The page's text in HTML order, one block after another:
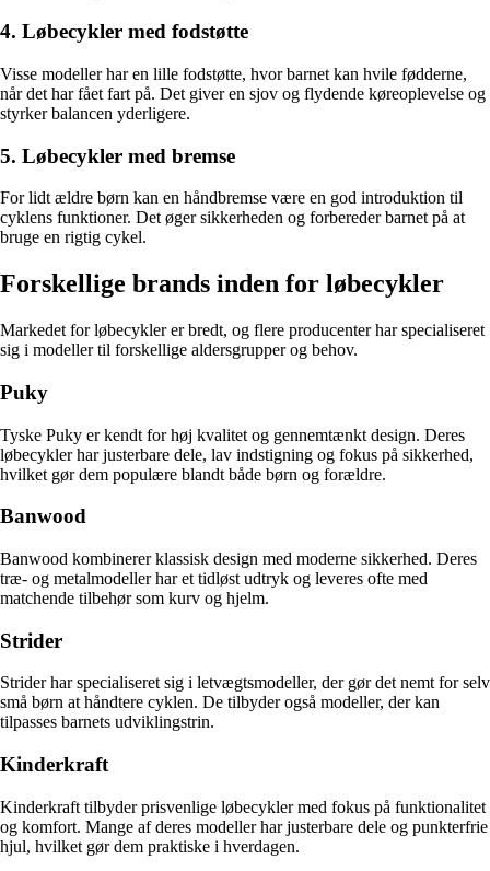
4. Løbecykler med fodstøtte
Visse modeller har en lille fodstøtte, hvor barnet kan hvile fødderne,
når det har fået fart på. Det giver en sjov og flydende køreoplevelse og
styrker balancen yderligere.
5. Løbecykler med bremse
For lidt ældre børn kan en håndbremse være en god introduktion til
cyklens funktioner. Det øger sikkerheden og forbereder barnet på at
bruge en rigtig cykel.
Forskellige brands inden for løbecykler
Markedet for løbecykler er bredt, og flere producenter har specialiseret
sig i modeller til forskellige aldersgrupper og behov.
Puky
Tyske Puky er kendt for høj kvalitet og gennemtænkt design. Deres
løbecykler har justerbare dele, lav indstigning og fokus på sikkerhed,
hvilket gør dem populære blandt både børn og forældre.
Banwood
Banwood kombinerer klassisk design med moderne sikkerhed. Deres
træ- og metalmodeller har et tidløst udtryk og leveres ofte med
matchende tilbehør som kurv og hjelm.
Strider
Strider har specialiseret sig i letvægtsmodeller, der gør det nemt for selv
små børn at håndtere cyklen. De tilbyder også modeller, der kan
tilpasses barnets udviklingstrin.
Kinderkraft
Kinderkraft tilbyder prisvenlige løbecykler med fokus på funktionalitet
og komfort. Mange af deres modeller har justerbare dele og punkterfrie
hjul, hvilket gør dem praktiske i hverdagen.